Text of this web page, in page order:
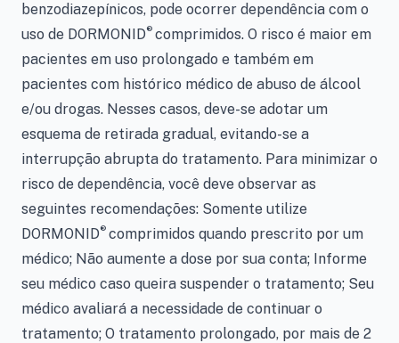
benzodiazepínicos, pode ocorrer dependência com o
uso de DORMONID® comprimidos. O risco é maior em
pacientes em uso prolongado e também em
pacientes com histórico médico de abuso de álcool
e/ou drogas. Nesses casos, deve-se adotar um
esquema de retirada gradual, evitando-se a
interrupção abrupta do tratamento. Para minimizar o
risco de dependência, você deve observar as
seguintes recomendações: Somente utilize
DORMONID® comprimidos quando prescrito por um
médico; Não aumente a dose por sua conta; Informe
seu médico caso queira suspender o tratamento; Seu
médico avaliará a necessidade de continuar o
tratamento; O tratamento prolongado, por mais de 2